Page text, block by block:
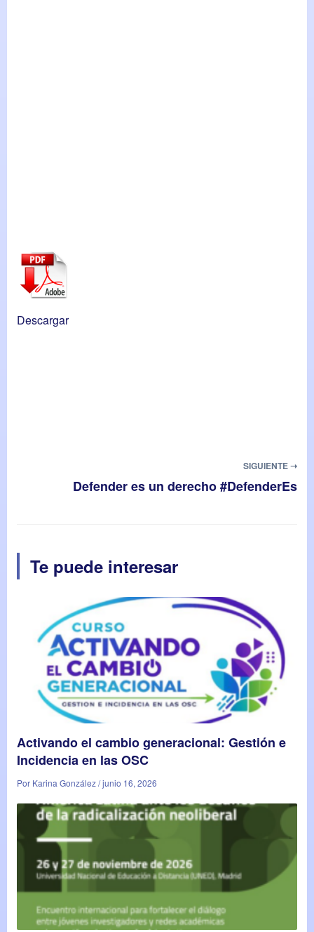
Descargar
SIGUIENTE ➝
Defender es un derecho #DefenderEs
Te puede interesar
Activando el cambio generacional: Gestión e
Incidencia en las OSC
Por Karina González / junio 16, 2026